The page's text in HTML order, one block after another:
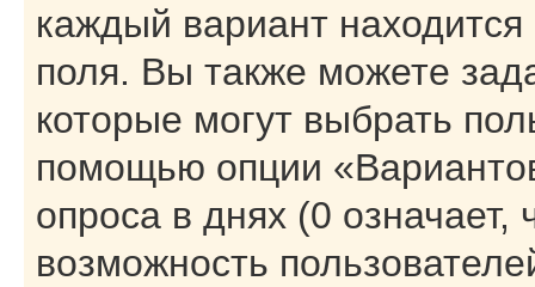
каждый вариант находится
поля. Вы также можете
которые могут выбрать
помощью опции
опроса в днях (0
возможность